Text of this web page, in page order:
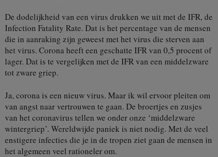
De dodelijkheid van een virus drukken we uit met de IFR, de
Infection Fatality Rate. Dat is het percentage van de mensen
die in aanraking zijn geweest met het virus die sterven aan
het virus. Corona heeft een geschatte IFR van 0,5 procent of
lager. Dat is te vergelijken met de IFR van een middelzware
tot zware griep.
Ja, corona is een nieuw virus. Maar ik wil ervoor pleiten om
van angst naar vertrouwen te gaan. De broertjes en zusjes
van het coronavirus tellen we onder onze ‘middelzware
wintergriep’. Wereldwijde paniek is niet nodig. Met de veel
enstigere infecties die je in de tropen ziet gaan de mensen in
het algemeen veel rationeler om.